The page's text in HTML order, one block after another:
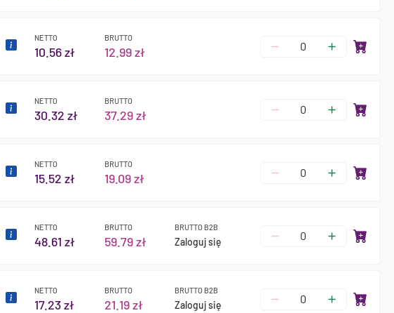
NETTO
10.56 zł
BRUTTO
12.99 zł
NETTO
30.32 zł
BRUTTO
37.29 zł
NETTO
15.52 zł
BRUTTO
19.09 zł
NETTO
48.61 zł
BRUTTO
59.79 zł
BRUTTO B2B
Zaloguj się
NETTO
17.23 zł
BRUTTO
21.19 zł
BRUTTO B2B
Zaloguj się